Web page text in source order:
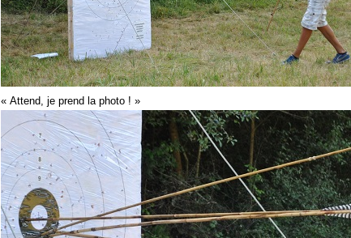
« Attend, je prend la photo ! »